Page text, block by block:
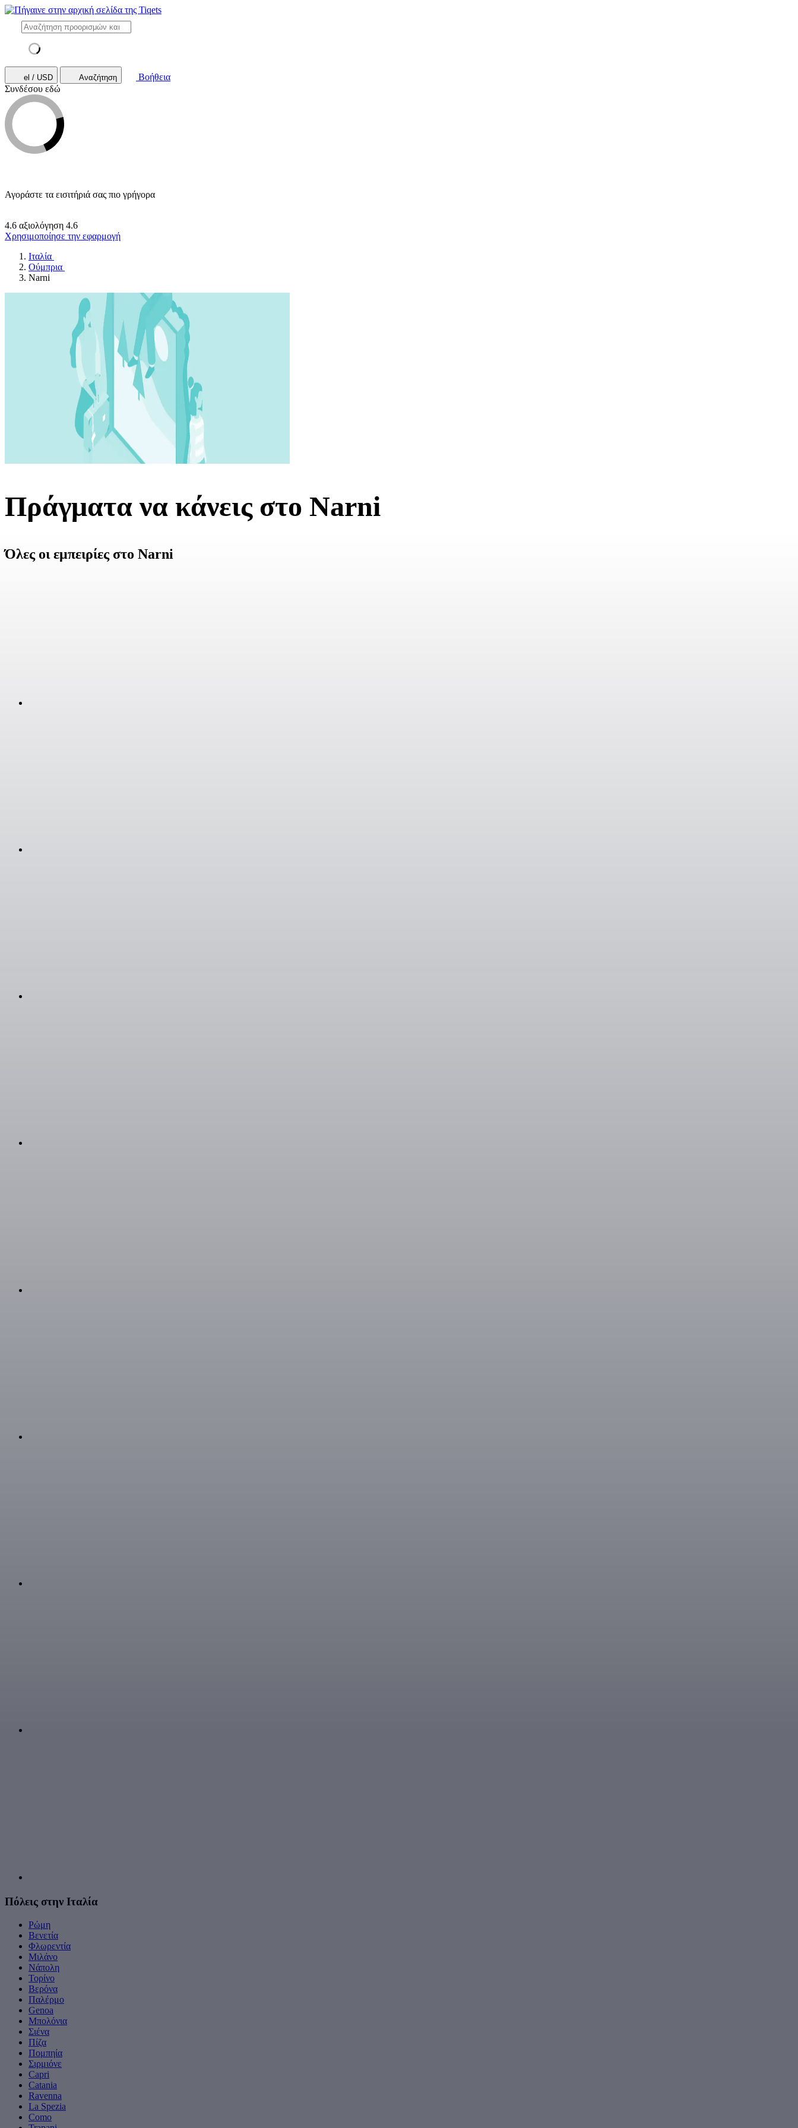
el / USD Αναζήτηση
Βοήθεια
Συνδέσου εδώ
Αγοράστε τα εισιτήριά σας πιο γρήγορα
4.6 αξιολόγηση 4.6
Χρησιμοποίησε την εφαρμογή
Ιταλία
Ούμπρια
Narni
Πράγματα να κάνεις στο Narni
Όλες οι εμπειρίες στο Narni
Πόλεις στην Ιταλία
Ρώμη
Βενετία
Φλωρεντία
Μιλάνο
Νάπολη
Τορίνο
Βερόνα
Παλέρμο
Genoa
Μπολόνια
Σιένα
Πίζα
Πομπηία
Σιρμιόνε
Capri
Catania
Ravenna
La Spezia
Como